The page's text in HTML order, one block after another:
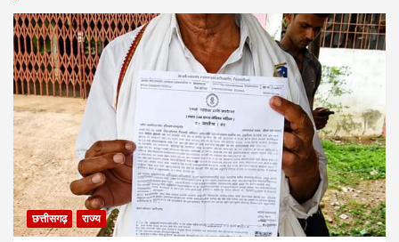
छत्तीसगढ़ राज्य